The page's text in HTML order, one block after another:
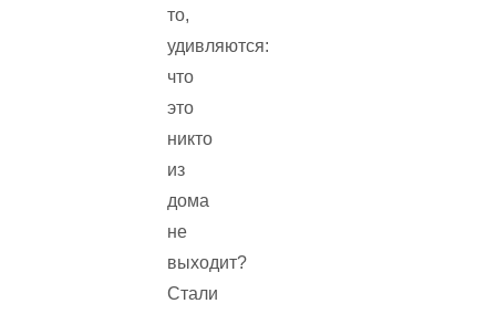
то,
удивляются:
что
это
никто
из
дома
не
выходит?
Стали